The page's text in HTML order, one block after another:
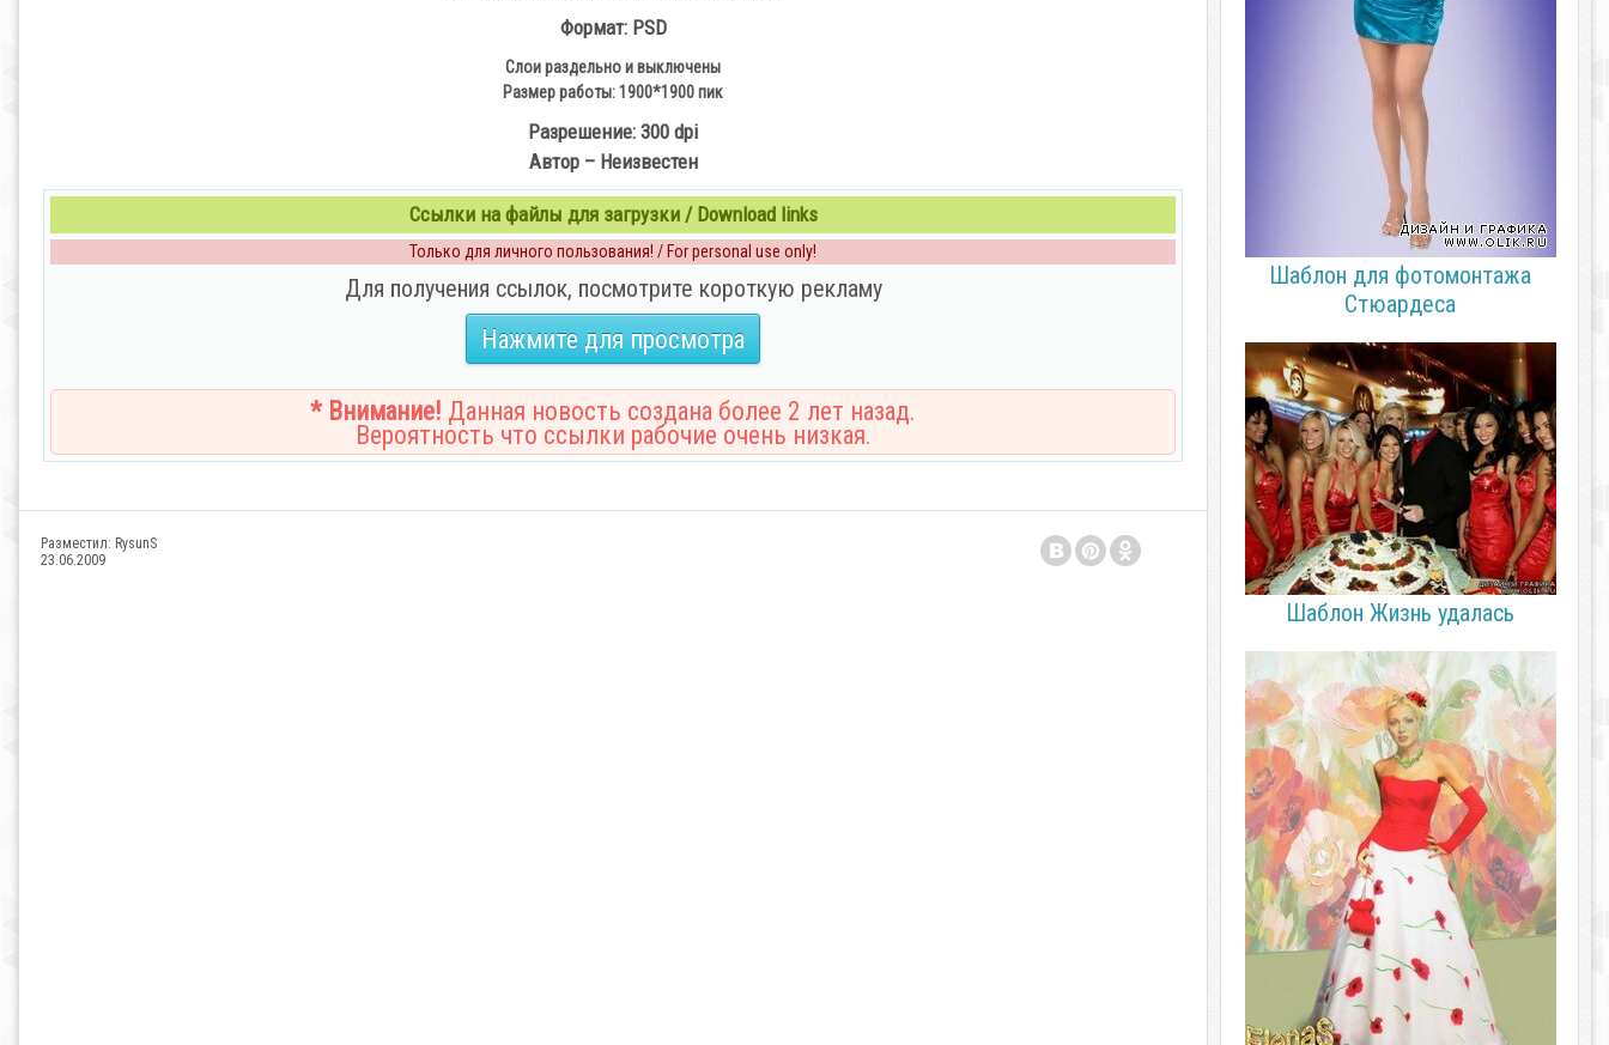
Формат: PSD
Слои раздельно и выключены
Размер работы: 1900*1900 пик
Разрешение: 300 dpi
Автор – Неизвестен
Ссылки на файлы для загрузки / Download links
Только для личного пользования! / For personal use only!
Для получения ссылок, посмотрите короткую рекламу
Нажмите для просмотра
* Внимание! Данная новость создана более 2 лет назад.
Вероятность что ссылки рабочие очень низкая.
Разместил: RysunS
23.06.2009
Шаблон для фотомонтажа
Стюардеса
Шаблон Жизнь удалась